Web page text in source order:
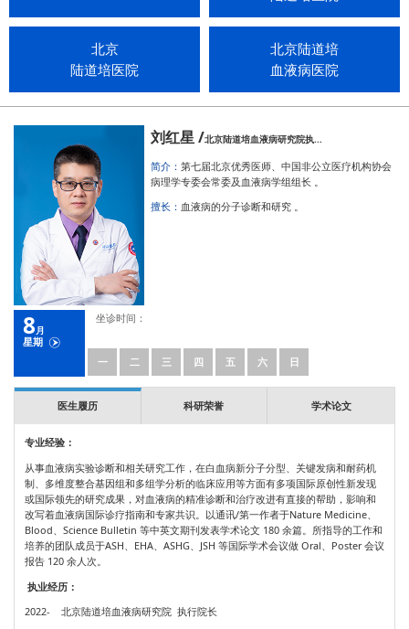
北京
陆道培医院
北京陆道培
血液病医院
刘红星 /北京陆道培血液病研究院执...
简介：第七届北京优秀医师、中国非公立医疗机构协会
病理学专委会常委及血液病学组组长 。
擅长： 血液病的分子诊断和研究 。
8月
星期
一
二 三 四 五 六 日
坐诊时间：
医生履历 科研荣誉 学术论文
专业经验：
从事血液病实验诊断和相关研究工作，在白血病新分子分型、关键发病和耐药机
制、多维度整合基因组和多组学分析的临床应用等方面有多项国际原创性新发现
或国际领先的研究成果，对血液病的精准诊断和治疗改进有直接的帮助，影响和
改写着血液病国际诊疗指南和专家共识。以通讯/第一作者于Nature Medicine、
Blood、Science Bulletin 等中英文期刊发表学术论文 180 余篇。所指导的工作和
培养的团队成员于ASH、EHA、ASHG、JSH 等国际学术会议做 Oral、Poster 会议
报告 120 余人次。
执业经历：
2022- 北京陆道培血液病研究院 执行院长